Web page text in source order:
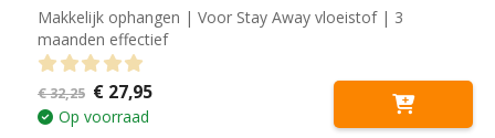
Makkelijk ophangen | Voor Stay Away vloeistof | 3
maanden effectief
0out of 5
€32,25 Oorspronkelijke
prijs
was:
€27,95Huidige
Op voorraad